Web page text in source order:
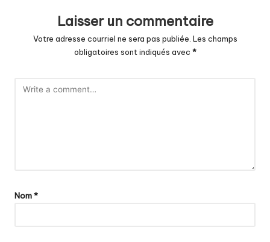
Laisser un commentaire
Votre adresse courriel ne sera pas publiée. Les champs
obligatoires sont indiqués avec *
Nom*